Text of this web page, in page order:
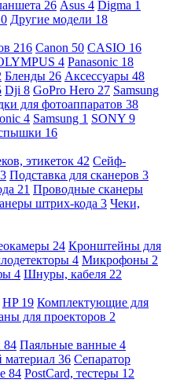
26 Asus 4 Digma 1
0 Другие модели 18
216 Canon 50 CASIO 16
4 Panasonic 18
Бленды 26 Аксессуары 48
Dji 8 GoPro Hero 27 Samsung
для фотоаппаратов 38
4 Samsung 1 SONY 9
16
этикеток 42 Сейф-
Подставка для сканеров 3
21 Проводные сканеры
штрих-кода 3 Чеки,
24 Кронштейны для
4 Микрофоны 2
4 Шнуры, кабеля 22
HP 19 Комплектующие для
для проекторов 2
84 Паяльные ванные 4
материал 36 Сепаратор
84 PostCard, тестеры 12